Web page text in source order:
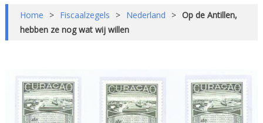
Home > Fiscaalzegels > Nederland > Op de Antillen,
hebben ze nog wat wij willen